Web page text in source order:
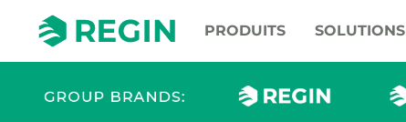
PRODUITS SOLUTIONS